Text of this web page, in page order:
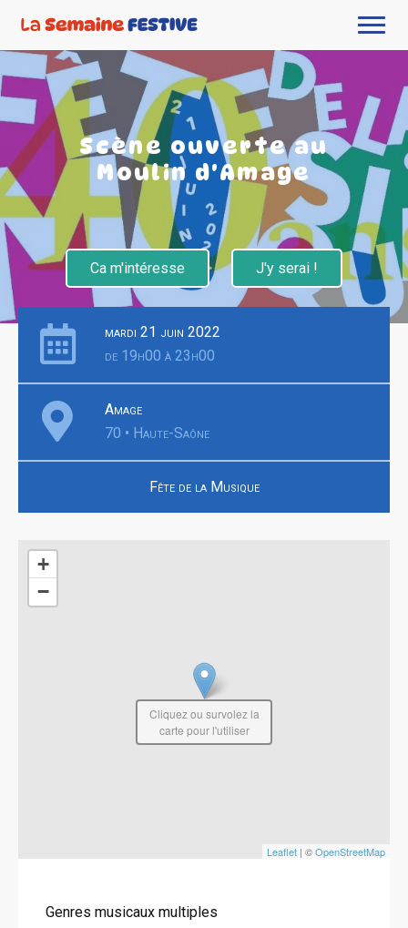
Scène ouverte au
Moulin d'Amage
Ca m'intéresse J'y serai !
mardi 21 juin 2022
de 19h00 à 23h00
Amage
70 • Haute-Saône
Fête de la Musique
+
−
Leaflet | ©OpenStreetMap
Cliquez ou survolez la
carte pour l'utiliser
Genres musicaux multiples